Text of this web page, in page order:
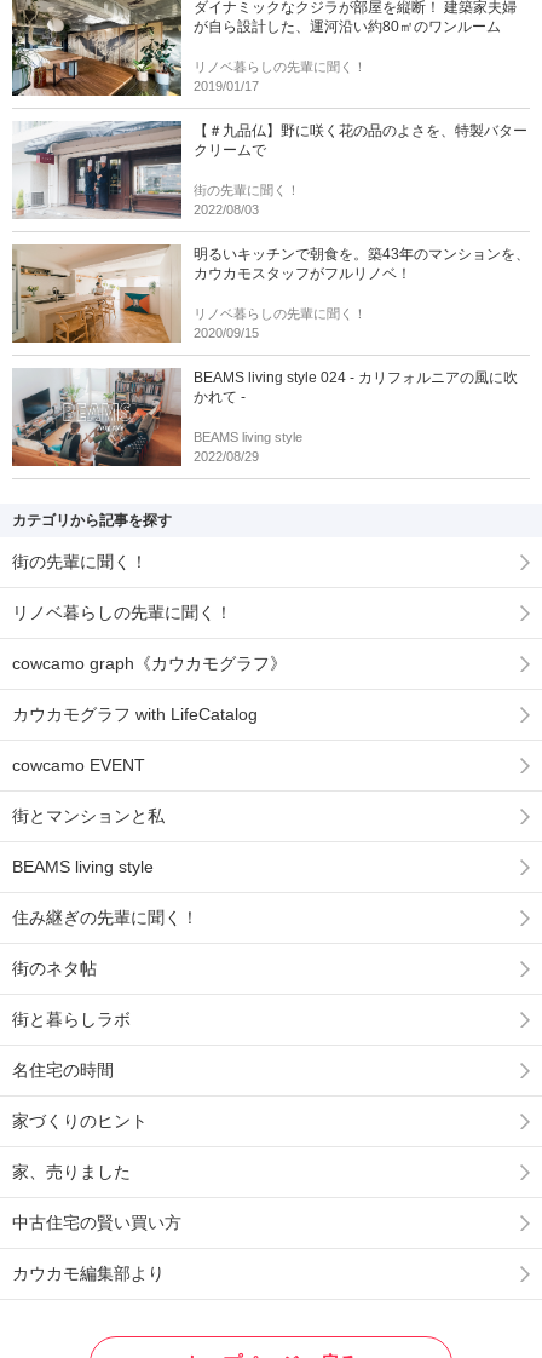
ダイナミックなクジラが部屋を縦断！ 建築家夫婦
が自ら設計した、運河沿い約80㎡のワンルーム
リノベ暮らしの先輩に聞く！
2019/01/17
【＃九品仏】野に咲く花の品のよさを、特製バター
クリームで
街の先輩に聞く！
2022/08/03
明るいキッチンで朝食を。築43年のマンションを、
カウカモスタッフがフルリノベ！
リノベ暮らしの先輩に聞く！
2020/09/15
BEAMS living style 024 - カリフォルニアの風に吹
かれて -
BEAMS living style
2022/08/29
カテゴリから記事を探す
街の先輩に聞く！
リノベ暮らしの先輩に聞く！
cowcamo graph《カウカモグラフ》
カウカモグラフ with LifeCatalog
cowcamo EVENT
街とマンションと私
BEAMS living style
住み継ぎの先輩に聞く！
街のネタ帖
街と暮らしラボ
名住宅の時間
家づくりのヒント
家、売りました
中古住宅の賢い買い方
カウカモ編集部より